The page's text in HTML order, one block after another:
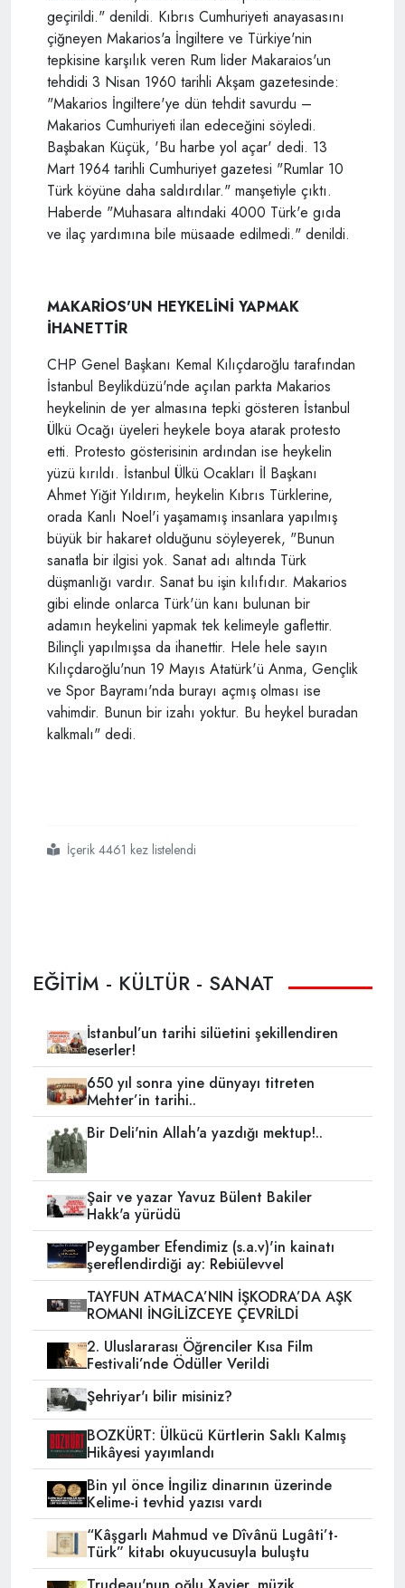
geçirildi." denildi. Kıbrıs Cumhuriyeti anayasasını
çiğneyen Makarios'a İngiltere ve Türkiye'nin
tepkisine karşılık veren Rum lider Makaraios'un
tehdidi 3 Nisan 1960 tarihli Akşam gazetesinde:
"Makarios İngiltere'ye dün tehdit savurdu –
Makarios Cumhuriyeti ilan edeceğini söyledi.
Başbakan Küçük, 'Bu harbe yol açar' dedi. 13
Mart 1964 tarihli Cumhuriyet gazetesi "Rumlar 10
Türk köyüne daha saldırdılar." manşetiyle çıktı.
Haberde "Muhasara altındaki 4000 Türk'e gıda
ve ilaç yardımına bile müsaade edilmedi." denildi.
MAKARİOS'UN HEYKELİNİ YAPMAK
İHANETTİR
CHP Genel Başkanı Kemal Kılıçdaroğlu tarafından
İstanbul Beylikdüzü'nde açılan parkta Makarios
heykelinin de yer almasına tepki gösteren İstanbul
Ülkü Ocağı üyeleri heykele boya atarak protesto
etti. Protesto gösterisinin ardından ise heykelin
yüzü kırıldı. İstanbul Ülkü Ocakları İl Başkanı
Ahmet Yiğit Yıldırım, heykelin Kıbrıs Türklerine,
orada Kanlı Noel'i yaşamamış insanlara yapılmış
büyük bir hakaret olduğunu söyleyerek, "Bunun
sanatla bir ilgisi yok. Sanat adı altında Türk
düşmanlığı vardır. Sanat bu işin kılıfıdır. Makarios
gibi elinde onlarca Türk'ün kanı bulunan bir
adamın heykelini yapmak tek kelimeyle gaflettir.
Bilinçli yapılmışsa da ihanettir. Hele hele sayın
Kılıçdaroğlu'nun 19 Mayıs Atatürk'ü Anma, Gençlik
ve Spor Bayramı'nda burayı açmış olması ise
vahimdir. Bunun bir izahı yoktur. Bu heykel buradan
kalkmalı" dedi.
#işte
#chp nin
#makarios u
İçerik 4461 kez listelendi
EĞİTİM - KÜLTÜR - SANAT
İstanbul’un tarihi silüetini şekillendiren
eserler!
650 yıl sonra yine dünyayı titreten
Mehter’in tarihi..
Bir Deli'nin Allah'a yazdığı mektup!..
Şair ve yazar Yavuz Bülent Bakiler
Hakk'a yürüdü
Peygamber Efendimiz (s.a.v)'in kainatı
şereflendirdiği ay: Rebiülevvel
TAYFUN ATMACA’NIN İŞKODRA’DA AŞK
ROMANI İNGİLİZCEYE ÇEVRİLDİ
2. Uluslararası Öğrenciler Kısa Film
Festivali’nde Ödüller Verildi
Şehriyar'ı bilir misiniz?
BOZKÜRT: Ülkücü Kürtlerin Saklı Kalmış
Hikâyesi yayımlandı
Bin yıl önce İngiliz dinarının üzerinde
Kelime-i tevhid yazısı vardı
“Kâşgarlı Mahmud ve Dîvânü Lugâti’t-
Türk” kitabı okuyucusuyla buluştu